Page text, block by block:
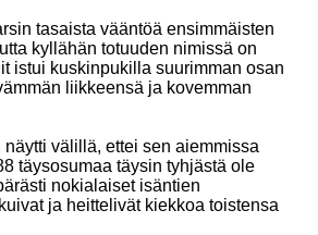
tasaista vääntöä ensimmäisten
kyllähän totuuden nimissä on
istui kuskinpukilla suurimman osan
liikkeensä ja kovemman
näytti välillä, ettei sen aiemmissa
täysosumaa täysin tyhjästä ole
nokialaiset isäntien
ja heittelivät kiekkoa toistensa